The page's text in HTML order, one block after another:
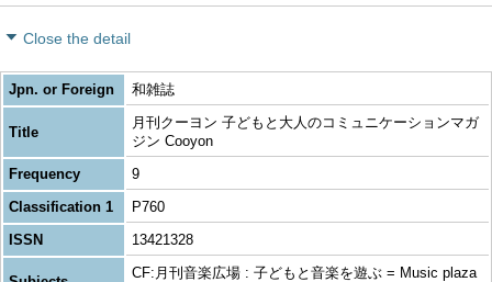
Close the detail
Jpn. or Foreign 和雑誌
Title
月刊クーヨン 子どもと大人のコミュニケーションマガ
ジン Cooyon
Frequency
9
Classification 1
P760
ISSN
13421328
CF:月刊音楽広場 : 子どもと音楽を遊ぶ = Music plaza